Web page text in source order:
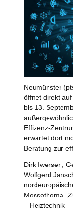
Neumünster
öffnet direkt
bis 13.
Effizenz-
erwartet dort
Beratung zur
Dirk Iwersen,
Wolfgerd
Messethema
– Heiztechnik –